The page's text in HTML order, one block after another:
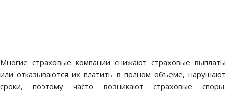
Многие страховые компании снижают страховые выплаты
или отказываются их платить в полном объеме, нарушают
сроки, поэтому часто возникают страховые споры.